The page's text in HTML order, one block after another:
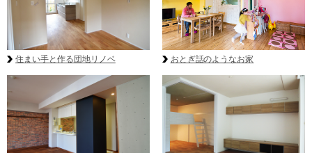
住まい手と作る団地リノベ おとぎ話のようなお家